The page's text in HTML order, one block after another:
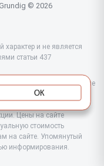
© 2026
и не является
статьи 437
техники Grundig, но не
а также
Цены на сайте
стоимость
на сайте. Упомянутый
информирования.
ОК